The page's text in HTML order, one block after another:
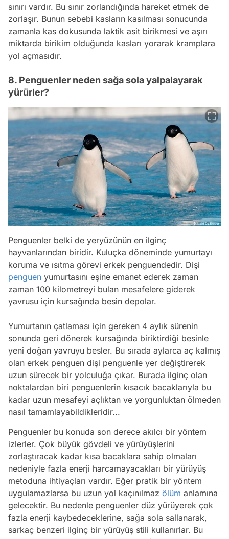
sınırı vardır. Bu sınır zorlandığında hareket etmek de
zorlaşır. Bunun sebebi kasların kasılması sonucunda
zamanla kas dokusunda laktik asit birikmesi ve aşırı
miktarda birikim olduğunda kasları yorarak kramplara
yol açmasıdır.
8. Penguenler neden sağa sola yalpalayarak
yürürler?
Penguenler belki de yeryüzünün en ilginç
hayvanlarından biridir. Kuluçka döneminde yumurtayı
koruma ve ısıtma görevi erkek penguendedir. Dişi
penguen yumurtasını eşine emanet ederek zaman
zaman 100 kilometreyi bulan mesafelere giderek
yavrusu için kursağında besin depolar.
Yumurtanın çatlaması için gereken 4 aylık sürenin
sonunda geri dönerek kursağında biriktirdiği besinle
yeni doğan yavruyu besler. Bu sırada aylarca aç kalmış
olan erkek penguen dişi penguenle yer değiştirerek
uzun sürecek bir yolculuğa çıkar. Burada ilginç olan
noktalardan biri penguenlerin kısacık bacaklarıyla bu
kadar uzun mesafeyi açlıktan ve yorgunluktan ölmeden
nasıl tamamlayabildikleridir...
Penguenler bu konuda son derece akılcı bir yöntem
izlerler. Çok büyük gövdeli ve yürüyüşlerini
zorlaştıracak kadar kısa bacaklara sahip olmaları
nedeniyle fazla enerji harcamayacakları bir yürüyüş
metoduna ihtiyaçları vardır. Eğer pratik bir yöntem
uygulamazlarsa bu uzun yol kaçınılmaz ölüm anlamına
gelecektir. Bu nedenle penguenler düz yürüyerek çok
fazla enerji kaybedeceklerine, sağa sola sallanarak,
sarkaç benzeri ilginç bir yürüyüş stili kullanırlar. Bu